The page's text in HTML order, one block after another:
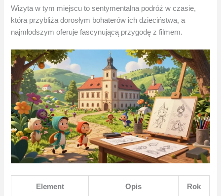
Wizyta w tym miejscu to sentymentalna podróż w czasie,
która przybliża dorosłym bohaterów ich dzieciństwa, a
najmłodszym oferuje fascynującą przygodę z filmem.
Element Opis Rok